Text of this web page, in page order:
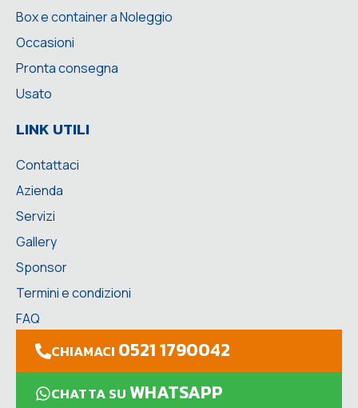
Box e container a Noleggio
Occasioni
Pronta consegna
Usato
LINK UTILI
Contattaci
Azienda
Servizi
Gallery
Sponsor
Termini e condizioni
FAQ
CHIAMACI 0521 1790042
CHATTA SUWHATSAPP